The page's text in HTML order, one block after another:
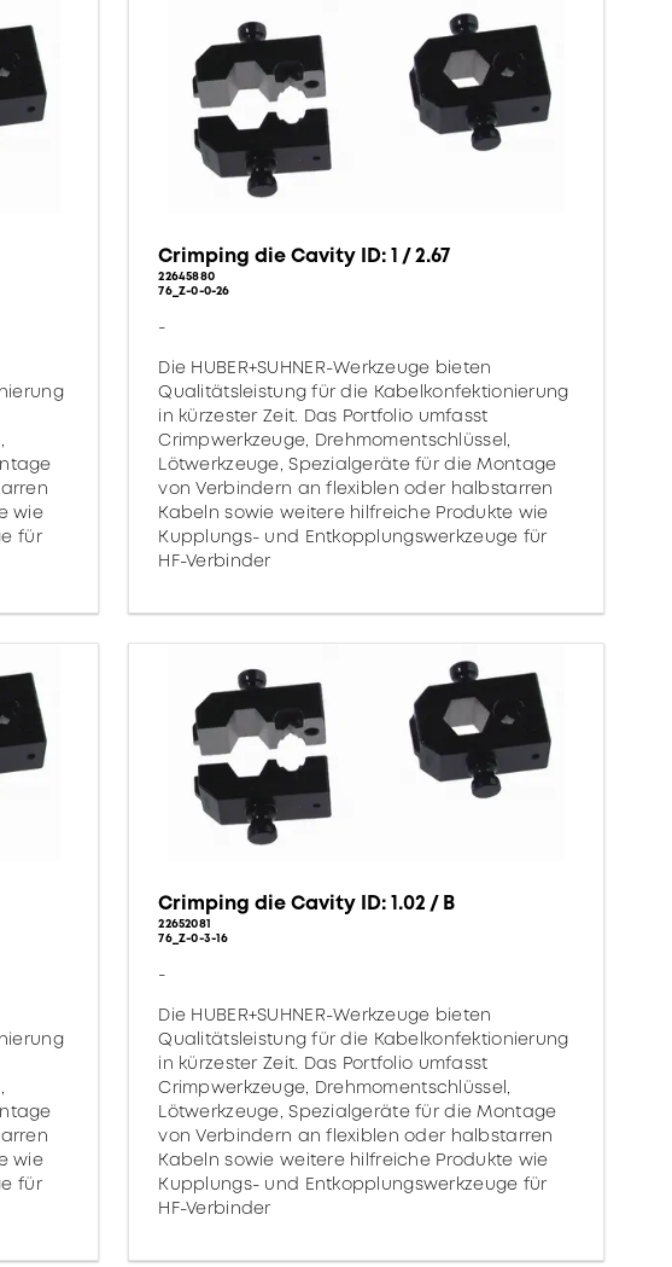
wie
für
Crimping die Cavity ID: 1 / 2.67
22645880
76_Z-0-0-26
-
Die HUBER+SUHNER-Werkzeuge bieten
Qualitätsleistung für die Kabelkonfektionierung
in kürzester Zeit. Das Portfolio umfasst
Crimpwerkzeuge, Drehmomentschlüssel,
Lötwerkzeuge, Spezialgeräte für die Montage
von Verbindern an flexiblen oder halbstarren
Kabeln sowie weitere hilfreiche Produkte wie
Kupplungs- und Entkopplungswerkzeuge für
HF-Verbinder
wie
für
Crimping die Cavity ID: 1.02 / B
22652081
76_Z-0-3-16
-
Die HUBER+SUHNER-Werkzeuge bieten
Qualitätsleistung für die Kabelkonfektionierung
in kürzester Zeit. Das Portfolio umfasst
Crimpwerkzeuge, Drehmomentschlüssel,
Lötwerkzeuge, Spezialgeräte für die Montage
von Verbindern an flexiblen oder halbstarren
Kabeln sowie weitere hilfreiche Produkte wie
Kupplungs- und Entkopplungswerkzeuge für
HF-Verbinder